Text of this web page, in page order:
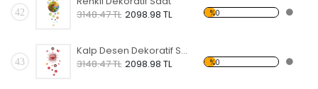
42
3148.47 TL 2098.98 TL %0
43
Kalp Desen Dekoratif Saat
3148.47 TL 2098.98 TL %0